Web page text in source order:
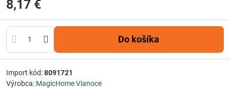
8,17 €
Do košíka
Import kód:8091721
Výrobca: MagicHome Vianoce